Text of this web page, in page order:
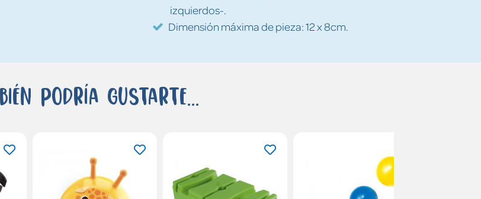
izquierdos-.
Dimensión máxima de pieza: 12 x 8cm.
podría gustarte...